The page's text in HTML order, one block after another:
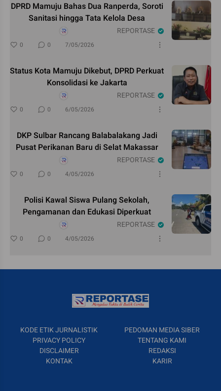
DPRD Mamuju Bahas Dua Ranperda, Soroti
Sanitasi hingga Tata Kelola Desa
REPORTASE
0 0 7/05/2026
Status Kota Mamuju Dikebut, DPRD Perkuat
Konsolidasi ke Jakarta
REPORTASE
0 0 6/05/2026
DKP Sulbar Rancang Balabalakang Jadi
Pusat Perikanan Baru di Selat Makassar
REPORTASE
0 0 4/05/2026
Polisi Kawal Siswa Pulang Sekolah,
Pengamanan dan Edukasi Diperkuat
REPORTASE
0 0 4/05/2026
KODE ETIK JURNALISTIK
PEDOMAN MEDIA SIBER
PRIVACY POLICY
TENTANG KAMI
DISCLAIMER
REDAKSI
KONTAK
KARIR